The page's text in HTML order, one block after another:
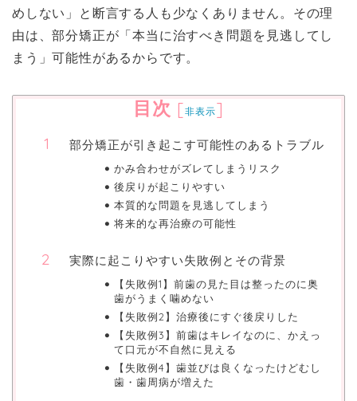
めしない」と断言する人も少なくありません。その理
由は、部分矯正が「本当に治すべき問題を見逃してし
まう」可能性があるからです。
目次 [非表示]
部分矯正が引き起こす可能性のあるトラブル
かみ合わせがズレてしまうリスク
後戻りが起こりやすい
本質的な問題を見逃してしまう
将来的な再治療の可能性
実際に起こりやすい失敗例とその背景
【失敗例1】前歯の見た目は整ったのに奥
歯がうまく噛めない
【失敗例2】治療後にすぐ後戻りした
【失敗例3】前歯はキレイなのに、かえっ
て口元が不自然に見える
【失敗例4】歯並びは良くなったけどむし
歯・歯周病が増えた